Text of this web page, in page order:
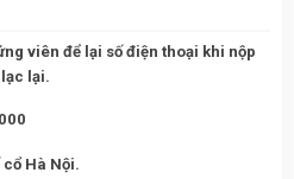
viên để lại số điện thoại khi nộp
lại.
cổ Hà Nội.